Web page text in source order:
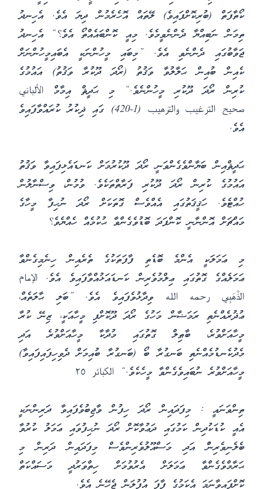
ކޯތާފަތް (ބުރިކޮށްފައިވެ) ލޭތައް އޮހެރެމުން ދިޔަ އެވެ. އެހިނދު
ތިމަން ނަބިއްޔާ ދެންނެވީމެވެ. މިއީ ކޮންބައެއްތޯ އެވެ؟“ އެހިނދު
ޖަވާބުގައި ދެންނެވި އެވެ. ”މިބައި މީހުންނަކީ އެބައިމީހުންނަށް
ކެއިން ބުއިން ޙަލާލުވާ ވަޤުތު (ރޯދަ ދޫކުރާ ވަޤުތު) އައުމުގެ
ކުރިން ރޯދަ ދޫކުރި މީހުންނެވެ.“ މި ޙަދީޘް އިމާމް الألباني
صحيح الترغيب والترهيب (1-420) ގައި ޛިކުރު ކުރައްވާފައިވެ
އެވެ.
ޙަދީޘްއިން ބަޔާންވެގެންވަނީ ރޯދަ ދޫކުރުމަށް ކަނޑައެޅިފައިވާ ވަޤުތު
އައުމުގެ ކުރިން ރޯދަ ދޫކުރި ފަރާތްތަކެވެ. ވުމުން، ވިސްނާލުން
ހުއްޓެވެ. ހަޤީޤަތުގައި އެއްވެސް ގޮތަކަށް ރޯދަ ނުހިފާ މީހާގެ
މައްޗަށް އޮންނާނީ ކޮންފަދަ ބޮޑުވެގެންވާ ޙުކުމެއް ހެއްޔެވެ؟
މި ޢަމަލަކީ އެންމެ ބޮޑެތި ފާފަތަކުގެ ތެރެއިން ހިނެމިގެންވާ
ޢަމަލެއްގެ ގޮތުގައި ޢިލްމުވެރިން ކަނޑައަޅުއްވާފައިވެ އެވެ. الإمام
الذَّهَبِي رحمه الله ވިދާޅުވެފައިވެ އެވެ. ”ބަލި ޙާލަތެއް،
ޢުޛުރެއްނެތި ރަމަޟާން މަހުގެ ރޯދަ ދޫކޮށްފި މީހާއަކީ، ޒިނޭ ކުރާ
މީހާއަށްވުރެ، ބާޠިލް ގޮތުގައި މުދާކާ މީހާއަށްވުރެ އަދި
މެދުކެނޑުމެއްނެތި ބަނގުރާ ބޯ (ބަނގުރާ ބުއިމަށް ދެވިހިފައިފައިވާ)
މީހާއަށްވުރެ ނުބައިވެގެންވާ މީހެކެވެ.“ الكبائر ٢٥
ތިންވަނައީ : މިފަދައިން ރޯދަ ހިފުން ވާޖިބުވެފައިވާ ދަރިންނަކީ
އެއީ ކުޑަކުދިން ކަމުގައި ދަޢުވާކޮށް ރޯދަ ނުހިފުވައި ޢަމަލު ކުރުވާ
ބެލެނިވެރިންް އަދި މަސްއޫލުވެރިންވެސް މިފަދައިން ދަރިން މި
ޙަރާމްވެގެންވާ ޢަމަލަށް އެރުވުމަށް ހިތްވަރުދީ މަސައްކަތް
ކޮށްފައިވާނަމަ އެކަމުގެ ފާފަ އުފުލަން ޖެހޭނެ އެވެ.